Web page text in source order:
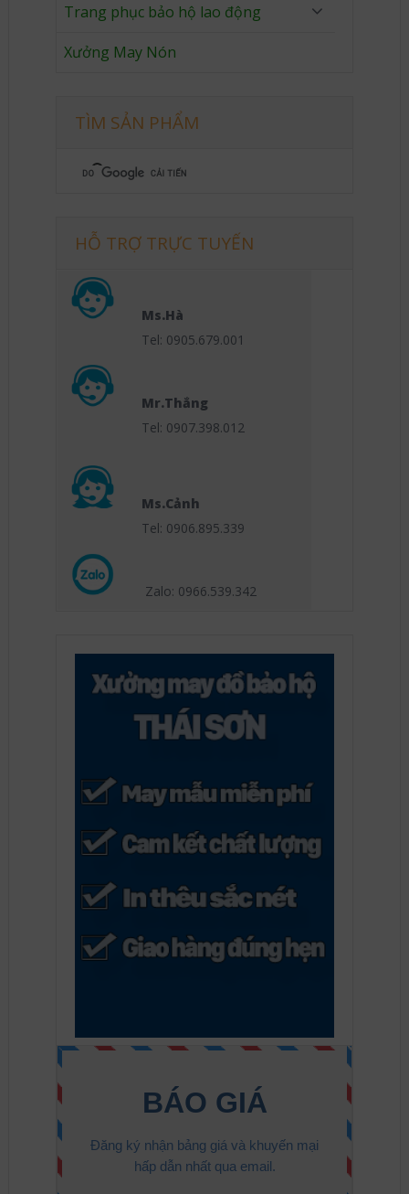
Trang phục bảo hộ lao động
Xưởng May Nón
TÌM SẢN PHẨM
HỖ TRỢ TRỰC TUYẾN
Ms.Hà
Tel: 0905.679.001
Mr.Thắng
Tel: 0907.398.012
Ms.Cảnh
Tel: 0906.895.339
Zalo: 0966.539.342